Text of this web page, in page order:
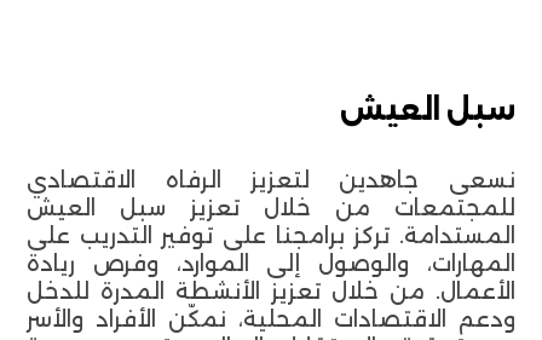
سبل العيش
نسعى جاهدين لتعزيز الرفاه الاقتصادي
للمجتمعات من خلال تعزيز سبل العيش
المستدامة. تركز برامجنا على توفير التدريب على
المهارات، والوصول إلى الموارد، وفرص ريادة
الأعمال. من خلال تعزيز الأنشطة المدرة للدخل
ودعم الاقتصادات المحلية، نمكّن الأفراد والأسر